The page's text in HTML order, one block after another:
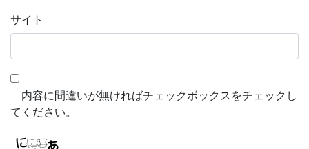
サイト
内容に間違いが無ければチェックボックスをチェックし
てください。